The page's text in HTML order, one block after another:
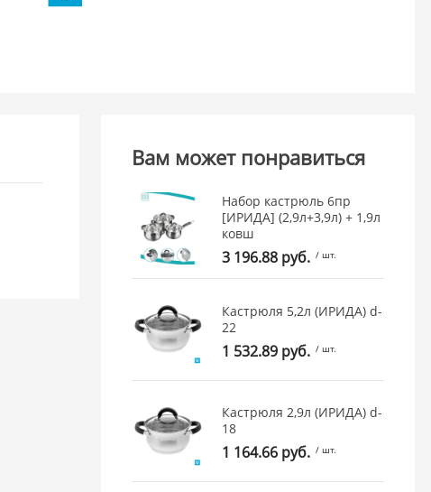
Вам может понравиться
Набор кастрюль 6пр
[ИРИДА] (2,9л+3,9л) + 1,9л
ковш
3 196.88 руб. / шт.
Кастрюля 5,2л (ИРИДА) d-
22
1 532.89 руб. / шт.
Кастрюля 2,9л (ИРИДА) d-
18
1 164.66 руб. / шт.